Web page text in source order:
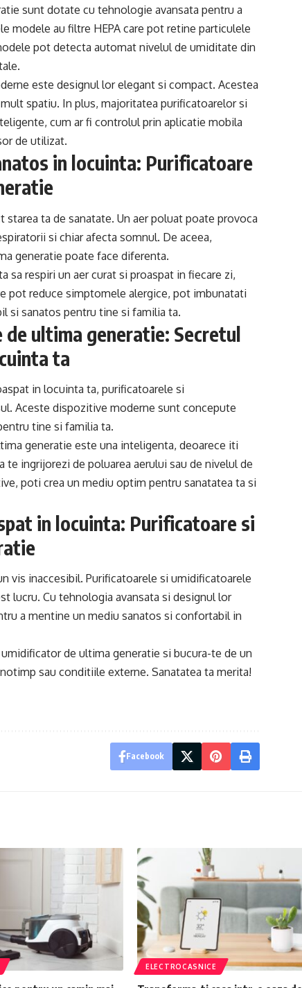
sunt dotate cu tehnologie avansata pentru a
modele au filtre HEPA care pot retine particulele
pot detecta automat nivelul de umiditate din
este designul lor elegant si compact. Acestea
spatiu. In plus, majoritatea purificatoarelor si
cum ar fi controlul prin aplicatie mobila
de utilizat.
in locuinta: Purificatoare
ta de sanatate. Un aer poluat poate provoca
si chiar afecta somnul. De aceea,
generatie poate face diferenta.
respiri un aer curat si proaspat in fiecare zi,
pot reduce simptomele alergice, pot imbunatati
si sanatos pentru tine si familia ta.
ultima generatie: Secretul
ta
in locuinta ta, purificatoarele si
Aceste dispozitive moderne sunt concepute
tine si familia ta.
generatie este una inteligenta, deoarece iti
ingrijorezi de poluarea aerului sau de nivelul de
poti crea un mediu optim pentru sanatatea ta si
in locuinta: Purificatoare si
vis inaccesibil. Purificatoarele si umidificatoarele
lucru. Cu tehnologia avansata si designul lor
a mentine un mediu sanatos si confortabil in
de ultima generatie si bucura-te de un
sau conditiile externe. Sanatatea ta merita!
Facebook
ELECTROCASNICE